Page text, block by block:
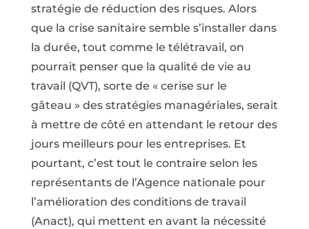
stratégie de réduction des risques. Alors
que la crise sanitaire semble s’installer dans
la durée, tout comme le télétravail, on
pourrait penser que la qualité de vie au
travail (QVT), sorte de « cerise sur le
gâteau » des stratégies managériales, serait
à mettre de côté en attendant le retour des
jours meilleurs pour les entreprises. Et
pourtant, c’est tout le contraire selon les
représentants de l’Agence nationale pour
l’amélioration des conditions de travail
(Anact), qui mettent en avant la nécessité